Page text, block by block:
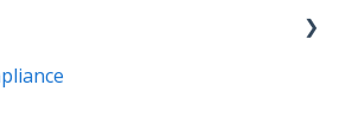
integraties